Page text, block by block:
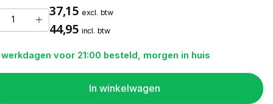
37,15 excl. btw
44,95 incl. btw
werkdagen voor 21:00 besteld, morgen in huis
In winkelwagen